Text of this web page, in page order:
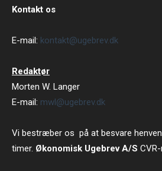
Kontakt os
E-mail: kontakt@ugebrev.dk
Redaktør
Morten W. Langer
E-mail: mwl@ugebrev.dk
Vi bestræber os på at besvare
timer. Økonomisk Ugebrev A/S